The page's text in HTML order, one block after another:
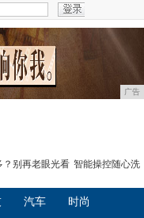
广告
？别再老眼光看 智能操控随心洗
汽车 时尚